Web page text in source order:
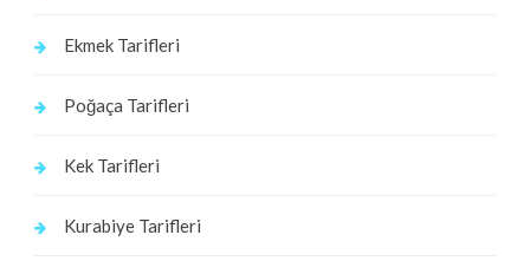
Ekmek Tarifleri
Poğaça Tarifleri
Kek Tarifleri
Kurabiye Tarifleri